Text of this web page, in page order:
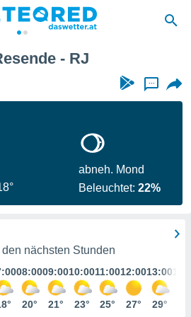
- RJ
...
abneh. Mond
Beleuchtet:22%
nächsten Stunden
08:00
20°
09:00
21°
10:00
23°
11:00
25°
12:00
27°
13:00
29°